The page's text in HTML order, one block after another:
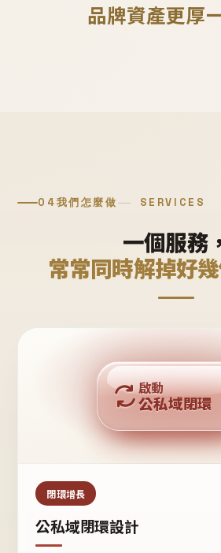
品牌資產更厚
04我們怎麼做 SERVICES
一個服務
常常同時解掉好
公
私域鐵粉
回購複利
啟動
公私域閉環
閉環增長
公私域閉環設計